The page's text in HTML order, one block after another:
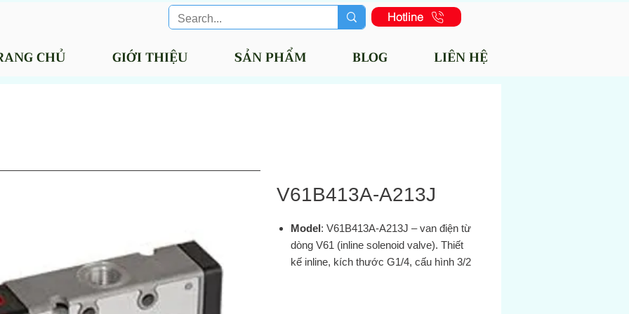
Hotline
CHỦ GIỚI THIỆU SẢN PHẨM BLOG LIÊN HỆ
V61B413A-A213J
Model: V61B413A‑A213J – van điện từ
dòng V61 (inline solenoid valve). Thiết
kế inline, kích thước G1/4, cấu hình 3/2